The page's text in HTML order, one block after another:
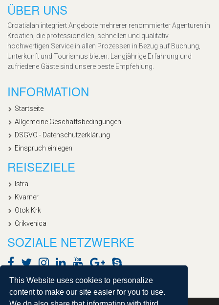
This Website uses cookies to personalize
content to make our site easier for you to use.
ÜBER UNS
Croatialan integriert Angebote mehrerer renommierter Agenturen in
Kroatien, die professionellen, schnellen und qualitativ
hochwertigen Service in allen Prozessen in Bezug auf Buchung,
Unterkunft und Tourismus bieten. Langjährige Erfahrung und
zufriedene Gäste sind unsere beste Empfehlung.
INFORMATION
Startseite
Allgemeine Geschäftsbedingungen
DSGVO - Datenschutzerklärung
Einspruch einlegen
REISEZIELE
Istra
Kvarner
Otok Krk
Crikvenica
SOZIALE NETZWERKE